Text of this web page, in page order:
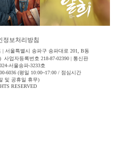
정보처리방침
서울특별시 송파구 송파대로 201, B동
사업자등록번호 218-87-02390 | 통신판
서울송파-3233호
6036 (평일 10:00~17:00 / 점심시간
및 공휴일 휴무)
RESERVED